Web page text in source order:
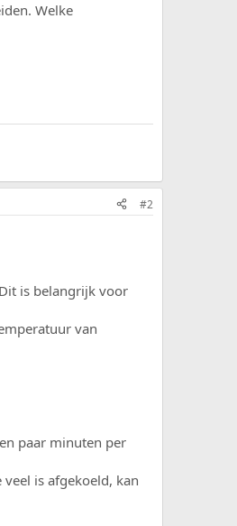
Welke
#2
is belangrijk voor
van
paar minuten per
is afgekoeld, kan